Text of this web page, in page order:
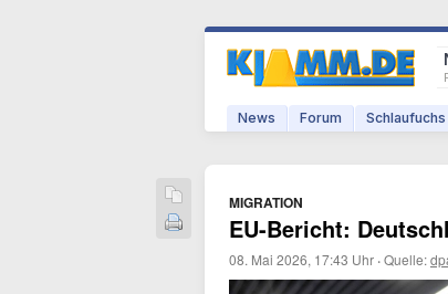
News Forum Schlaufuchs
MIGRATION
EU-Bericht:
08. Mai 2026, 17:43 Uhr ·Quelle: